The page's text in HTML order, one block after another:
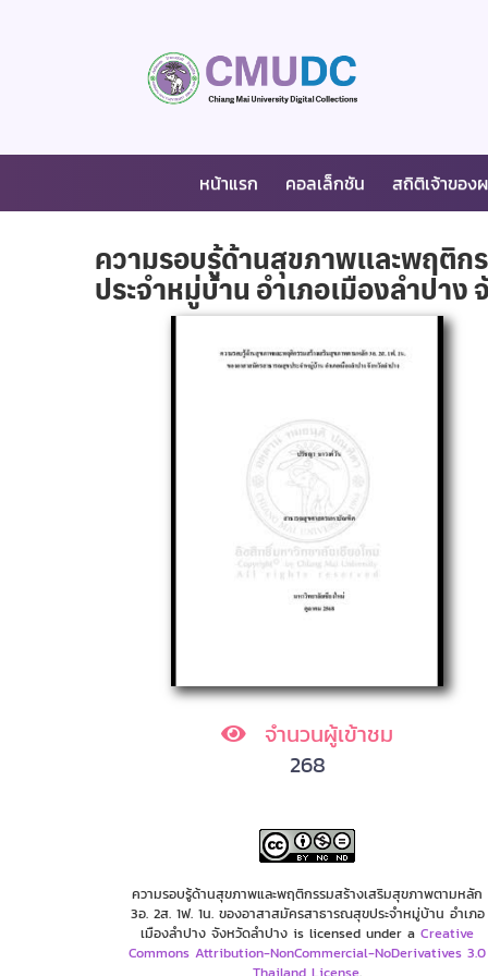
หน้าแรก คอลเล็กชัน สถิติเจ้าของ
ความรอบรู้ด้านสุขภาพและพฤติก
ประจำหมู่บ้าน อำเภอเมืองลำปาง
จำนวนผู้เข้าชม
268
ความรอบรู้ด้านสุขภาพและพฤติกรรมสร้างเสริมสุขภาพตามหลัก
3อ. 2ส. 1ฟ. 1น. ของอาสาสมัครสาธารณสุขประจำหมู่บ้าน อำเภอ
เมืองลำปาง จังหวัดลำปาง is licensed under a Creative
Commons Attribution-NonCommercial-NoDerivatives 3.0
Thailand License.